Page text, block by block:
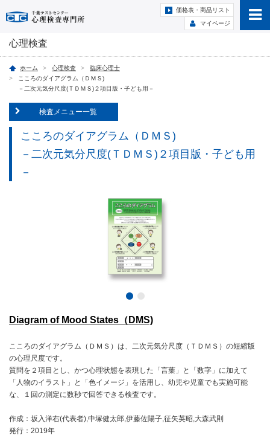
価格表・商品リスト
マイページ
心理検査
ホーム 心理検査
臨床心理士
こころのダイアグラム（ＤＭＳ)
－二次元気分尺度(ＴＤＭＳ)２項目版・子ども用－
検査メニュー一覧
こころのダイアグラム（ＤＭＳ)
－二次元気分尺度(ＴＤＭＳ)２項目版・子ども用
－
Diagram of Mood States（DMS)
こころのダイアグラム（ＤＭＳ）は、二次元気分尺度（ＴＤＭＳ）の短縮版
の心理尺度です。
質問を２項目とし、かつ心理状態を表現した「言葉」と「数字」に加えて
「人物のイラスト」と「色イメージ」を活用し、幼児や児童でも実施可能
な、１回の測定に数秒で回答できる検査です。
作成：坂入洋右(代表者),中塚健太郎,伊藤佐陽子,征矢英昭,大森武則
発行：2019年